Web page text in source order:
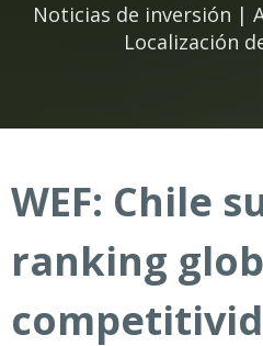
Noticias de inversión |
Localización
WEF: Chile
ranking